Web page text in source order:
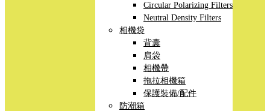
Circular Polarizing Filters
Neutral Density Filters
相機袋
背囊
肩袋
相機帶
拖拉相機箱
保護裝備/配件
防潮箱